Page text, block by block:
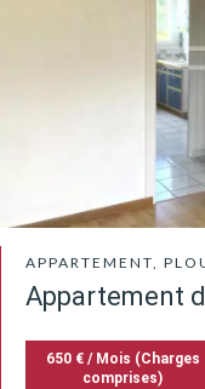
APPARTEMENT,
Appartement
650 € / Mois (Charges
comprises)